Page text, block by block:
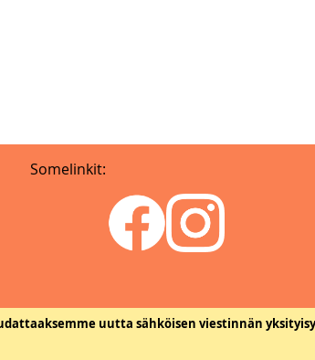
uutta sähköisen viestinnän
Somelinkit: